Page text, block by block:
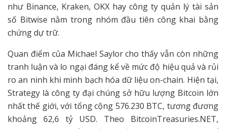
như Binance, Kraken, OKX hay công ty quản lý tài sản
số Bitwise nằm trong nhóm đầu tiên công khai bằng
chứng dự trữ.
Quan điểm của Michael Saylor cho thấy vẫn còn những
tranh luận và lo ngại đáng kể về mức độ hiệu quả và rủi
ro an ninh khi minh bạch hóa dữ liệu on-chain. Hiện tại,
Strategy là công ty đại chúng sở hữu lượng Bitcoin lớn
nhất thế giới, với tổng cộng 576.230 BTC, tương đương
khoảng 62,6 tỷ USD. Theo BitcoinTreasuries.NET,